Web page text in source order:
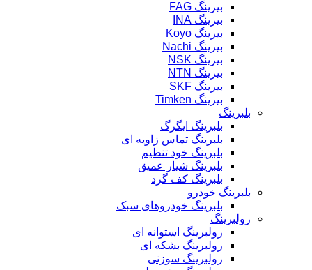
بیرینگ FAG
بیرینگ INA
بیرینگ Koyo
بیرینگ Nachi
بیرینگ NSK
بیرینگ NTN
بیرینگ SKF
بیرینگ Timken
بلبرینگ
بلبرینگ ایگرگ
بلبرینگ تماس زاویه ای
بلبرینگ خود تنظیم
بلبرینگ شیار عمیق
بلبرینگ کف گرد
بلبرینگ خودرو
بلبرینگ خودروهای سبک
رولبرینگ
رولبرینگ استوانه ای
رولبرینگ بشکه ای
رولبرینگ سوزنی